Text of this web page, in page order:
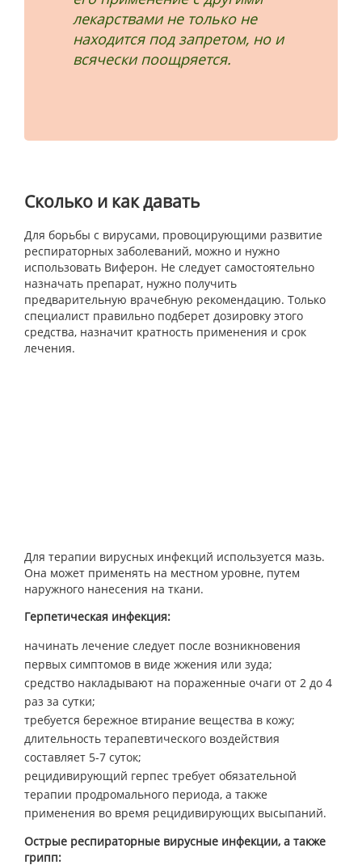
лекарствами не только не
находится под запретом, но и
всячески поощряется.
Сколько и как давать
Для борьбы с вирусами, провоцирующими развитие
респираторных заболеваний, можно и нужно
использовать Виферон. Не следует самостоятельно
назначать препарат, нужно получить
предварительную врачебную рекомендацию. Только
специалист правильно подберет дозировку этого
средства, назначит кратность применения и срок
лечения.
Для терапии вирусных инфекций используется мазь.
Она может применять на местном уровне, путем
наружного нанесения на ткани.
Герпетическая инфекция:
начинать лечение следует после возникновения
первых симптомов в виде жжения или зуда;
средство накладывают на пораженные очаги от 2 до 4
раз за сутки;
требуется бережное втирание вещества в кожу;
длительность терапевтического воздействия
составляет 5-7 суток;
рецидивирующий герпес требует обязательной
терапии продромального периода, а также
применения во время рецидивирующих высыпаний.
Острые респираторные вирусные инфекции, а также
грипп: